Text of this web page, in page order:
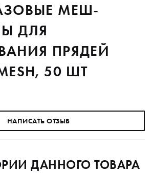
МЕШ-
ДЛЯ
ПРЯДЕЙ
50 ШТ
НАПИСАТЬ ОТЗЫВ
ДАННОГО ТОВАРА